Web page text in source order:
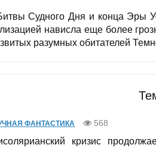
Судного Дня и конца Эры
нависла еще более
разумных обитателей
ФАНТАСТИКА 568
кризис